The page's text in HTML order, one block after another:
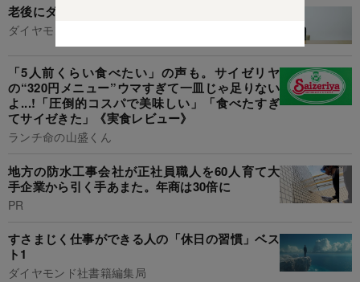
老後にダントツで後悔すること・ワースト1
ダイヤモンド社書籍編集局
「5人前くらい食べたい」の声も。サイゼリヤ
の“320円メニュー”ウマすぎて一皿じゃ足りない
よ...!「圧倒的コスパで美味しい」「食べたすぎ
てサイゼきた」《実食レビュー》
ランチ命の山盛くん
地方の防水工事会社が正社員職人を60人育て大
手企業から引く手あまた。年商は30倍に
PR
すさまじく仕事ができる人の「休日の習慣」ベス
ト1
ダイヤモンド社書籍編集局